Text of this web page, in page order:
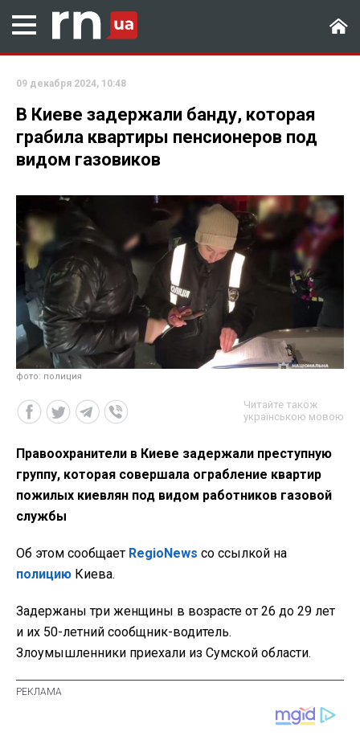
09 декабря 2024, 10:48
В Киеве задержали банду, которая
грабила квартиры пенсионеров под
видом газовиков
фото: полиция
Читайте також
українською мовою
Правоохранители в Киеве задержали преступную
группу, которая совершала ограбление квартир
пожилых киевлян под видом работников газовой
службы
Об этом сообщает RegioNews со ссылкой на
полицию Киева.
Задержаны три женщины в возрасте от 26 до 29 лет
и их 50-летний сообщник-водитель.
Злоумышленники приехали из Сумской области.